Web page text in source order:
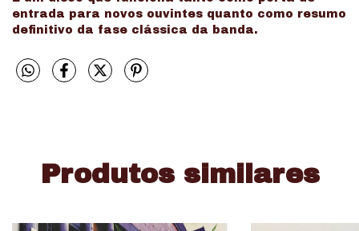
entrada para novos ouvintes quanto como resumo
definitivo da fase clássica da banda.
Produtos similares